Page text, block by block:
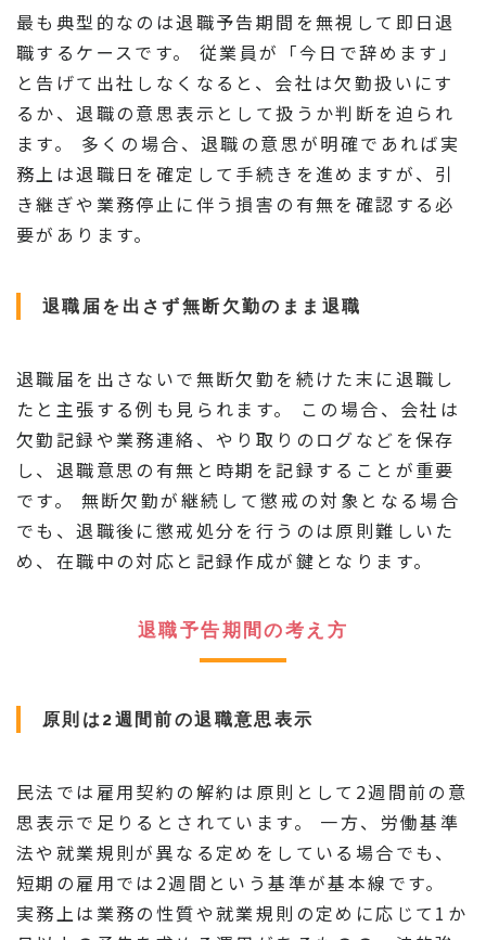
最も典型的なのは退職予告期間を無視して即日退
職するケースです。 従業員が「今日で辞めます」
と告げて出社しなくなると、会社は欠勤扱いにす
るか、退職の意思表示として扱うか判断を迫られ
ます。 多くの場合、退職の意思が明確であれば実
務上は退職日を確定して手続きを進めますが、引
き継ぎや業務停止に伴う損害の有無を確認する必
要があります。
退職届を出さず無断欠勤のまま退職
退職届を出さないで無断欠勤を続けた末に退職し
たと主張する例も見られます。 この場合、会社は
欠勤記録や業務連絡、やり取りのログなどを保存
し、退職意思の有無と時期を記録することが重要
です。 無断欠勤が継続して懲戒の対象となる場合
でも、退職後に懲戒処分を行うのは原則難しいた
め、在職中の対応と記録作成が鍵となります。
退職予告期間の考え方
原則は2週間前の退職意思表示
民法では雇用契約の解約は原則として2週間前の意
思表示で足りるとされています。 一方、労働基準
法や就業規則が異なる定めをしている場合でも、
短期の雇用では2週間という基準が基本線です。
実務上は業務の性質や就業規則の定めに応じて1か